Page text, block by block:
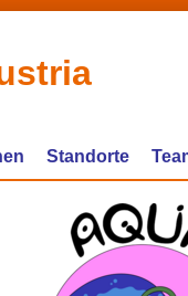
Standorte